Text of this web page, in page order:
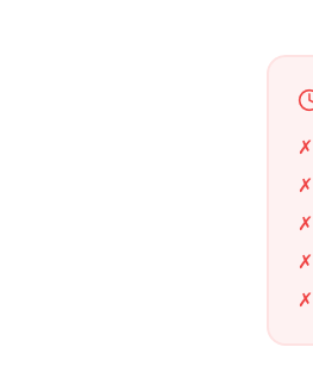
✗
✗
✗
✗
✗